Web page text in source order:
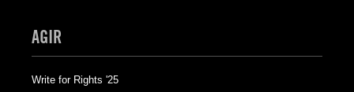
AGIR
Write for Rights '25